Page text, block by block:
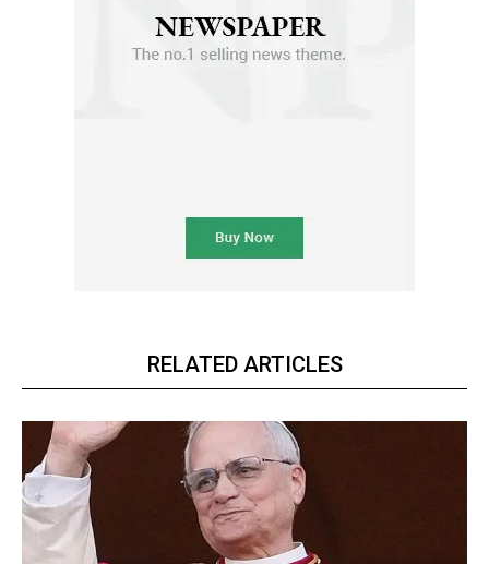
RELATED ARTICLES